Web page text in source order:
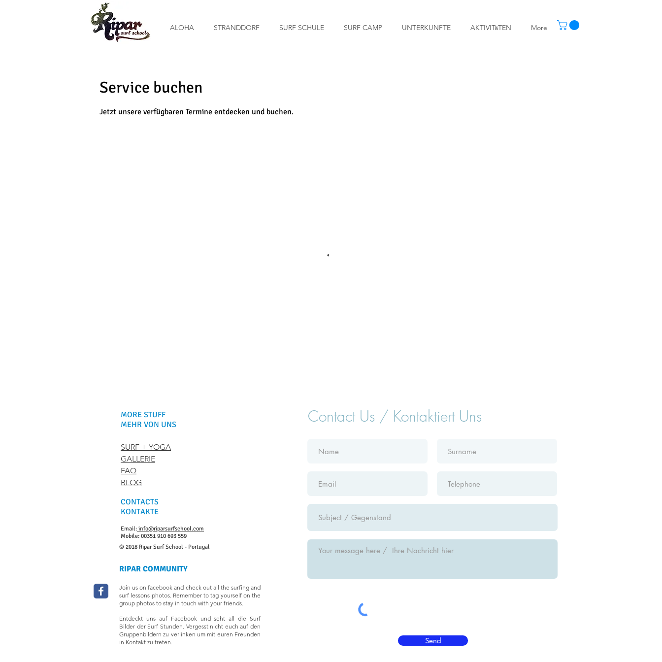
ALOHA STRANDDORF SURF SCHULE SURF CAMP UNTERKUNFTE AKTIVITäTEN More
Service buchen
Jetzt unsere verfügbaren Termine entdecken und buchen.
MORE STUFF
MEHR VON UNS
SURF + YOGA
GALLERIE
FAQ
BLOG
CONTACTS
KONTAKTE
Email: info@riparsurfschool.com
Mobile: 00351 910 693 559
© 2018 Ripar Surf School - Portugal
RIPAR COMMUNITY
Join us on facebook and check out all the surfing and
surf lessons photos. Remember to tag yourself on the
group photos to stay in touch with your friends.
Entdeckt uns auf Facebook und seht all die Surf
Bilder der Surf Stunden. Vergesst nicht euch auf den
Gruppenbildern zu verlinken um mit euren Freunden
in Kontakt zu treten.
Contact Us / Kontaktiert Uns
Send